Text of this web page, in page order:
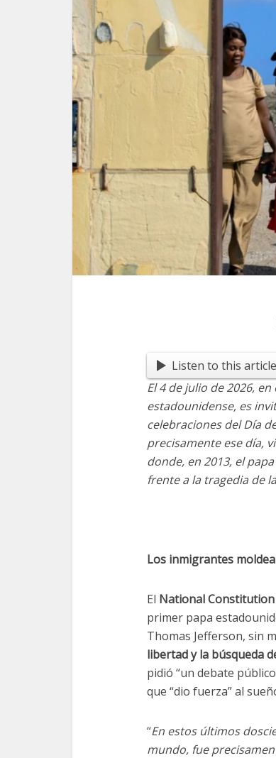
Listen to this article
El 4 de julio de 2026,
estadounidense, es
celebraciones del Día
precisamente ese día,
donde, en 2013, el
frente a la tragedia de
Los inmigrantes
El National
primer papa
Thomas Jefferson, sin
libertad y la búsqueda
pidió “un debate
que “dio fuerza” al
“En estos últimos
mundo, fue